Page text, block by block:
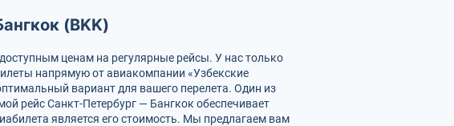
(BKK)
ценам на регулярные рейсы. У нас только
напрямую от авиакомпании «Узбекские
вариант для вашего перелета. Один из
рейс Санкт-Петербург — Бангкок обеспечивает
является его стоимость. Мы предлагаем вам